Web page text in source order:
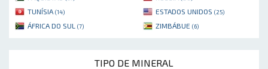
TUNÍSIA (14) ESTADOS UNIDOS (25)
ÁFRICA DO SUL (7) ZIMBÁBUE (6)
TIPO DE MINERAL